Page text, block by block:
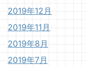
2019年12月
2019年11月
2019年8月
2019年7月